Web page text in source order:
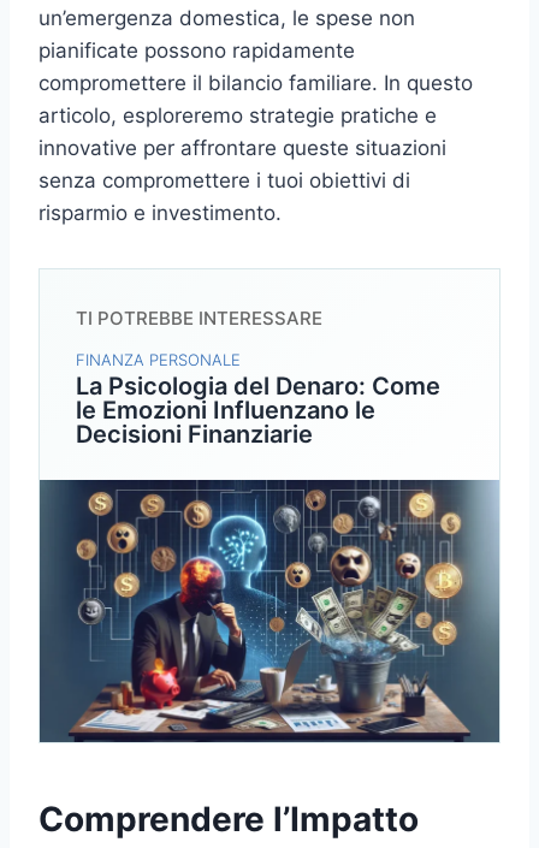
un’emergenza domestica, le spese non
pianificate possono rapidamente
compromettere il bilancio familiare. In questo
articolo, esploreremo strategie pratiche e
innovative per affrontare queste situazioni
senza compromettere i tuoi obiettivi di
risparmio e investimento.
TI POTREBBE INTERESSARE
FINANZA PERSONALE
La Psicologia del Denaro: Come
le Emozioni Influenzano le
Decisioni Finanziarie
Comprendere l’Impatto